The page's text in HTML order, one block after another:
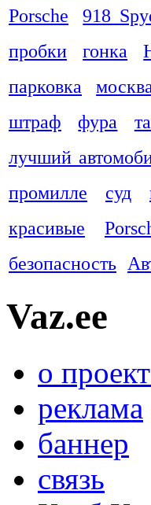
Porsche
918
пробки
гонка
парковка
москва
штраф
фура
лучший
промилле
суд
красивые
безопасность
Vaz.ee
о
реклама
баннер
связь